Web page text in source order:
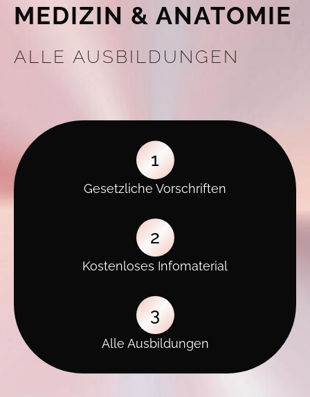
MEDIZIN & ANATOMIE
ALLE AUSBILDUNGEN
1
Gesetzliche Vorschriften
2
Kostenloses Infomaterial
3
Alle Ausbildungen